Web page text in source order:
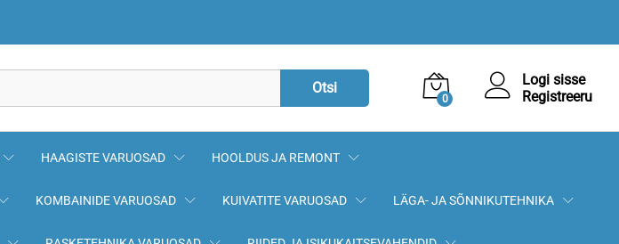
Otsi
0
Logi sisse
Registreeru
HAAGISTE VARUOSAD HOOLDUS JA REMONT
KOMBAINIDE VARUOSAD KUIVATITE VARUOSAD LÄGA- JA SÕNNIKUTEHNIKA